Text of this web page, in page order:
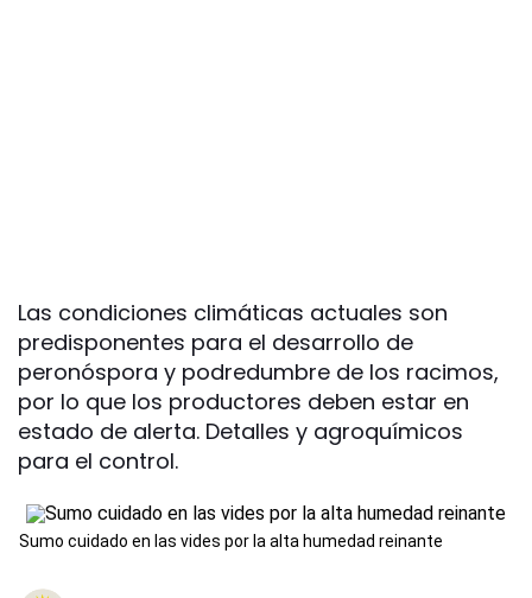
Las condiciones climáticas actuales son
predisponentes para el desarrollo de
peronóspora y podredumbre de los racimos,
por lo que los productores deben estar en
estado de alerta. Detalles y agroquímicos
para el control.
Sumo cuidado en las vides por la alta humedad reinante